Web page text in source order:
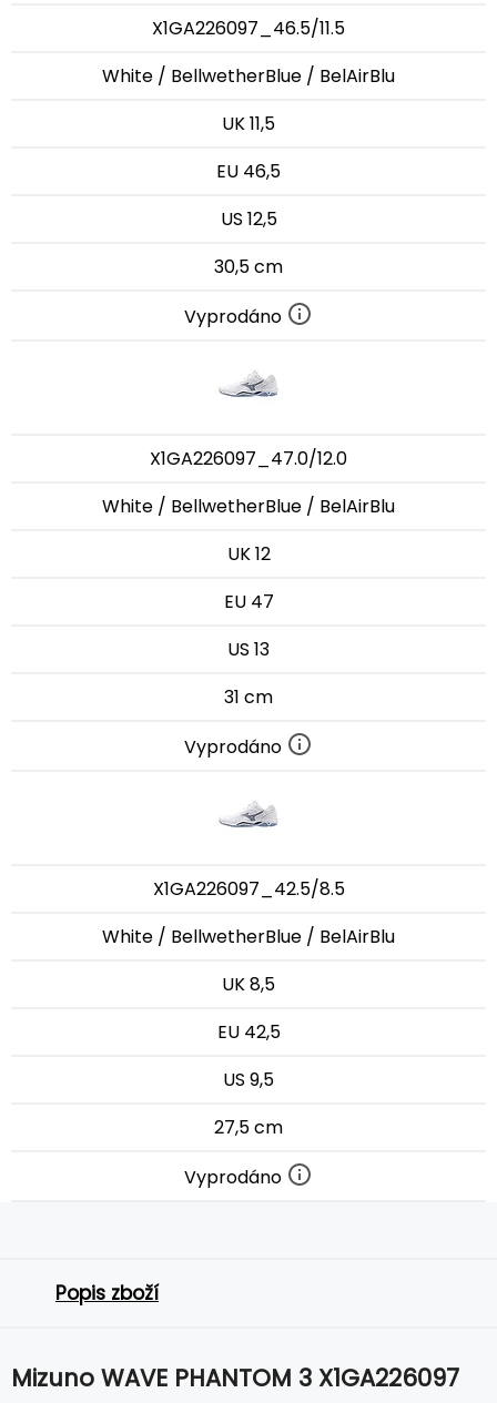
X1GA226097_46.5/11.5
White / BellwetherBlue / BelAirBlu
UK 11,5
EU 46,5
US 12,5
30,5 cm
Vyprodáno
X1GA226097_47.0/12.0
White / BellwetherBlue / BelAirBlu
UK 12
EU 47
US 13
31 cm
Vyprodáno
X1GA226097_42.5/8.5
White / BellwetherBlue / BelAirBlu
UK 8,5
EU 42,5
US 9,5
27,5 cm
Vyprodáno
Popis zboží
Mizuno WAVE PHANTOM 3 X1GA226097